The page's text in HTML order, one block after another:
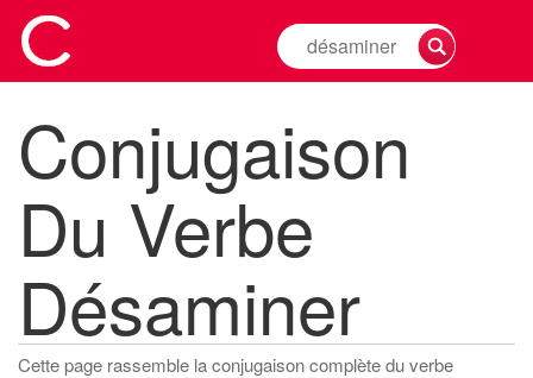
Rechercher
la
d'un
verbe
Conjugaison
Du Verbe
Désaminer
Cette page rassemble la conjugaison complète du verbe